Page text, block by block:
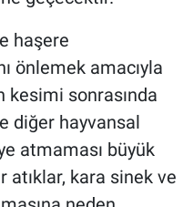
haşere
önlemek amacıyla
kesimi sonrasında
diğer hayvansal
atmaması büyük
atıklar, kara sinek ve